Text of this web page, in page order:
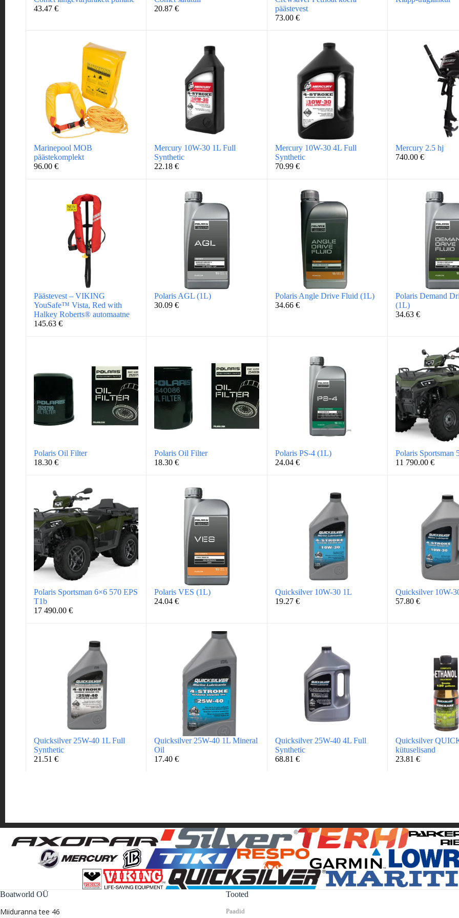
43.47 €
20.87€
päästevest
73.00 €
Marinepool MOB
päästekomplekt
96.00 €
Mercury 10W-30 1L Full
Synthetic
22.18€
Mercury 10W-30 4L Full
Synthetic
70.99 €
Mercury 2.5 hj
740.00 €
Päästevest – VIKING
YouSafe™ Vista, Red with
Halkey Roberts® automaatne
145.63 €
Polaris AGL (1L)
30.09€
Polaris Angle Drive Fluid (1L)
34.66 €
Polaris Demand
(1L)
34.63 €
Polaris Oil Filter
18.30 €
Polaris Oil Filter
18.30€
Polaris PS-4 (1L)
24.04 €
Polaris Sportsman
11 790.00 €
Polaris Sportsman 6×6 570 EPS
T1b
17 490.00 €
Polaris VES (1L)
24.04€
Quicksilver 10W-30 1L
19.27 €
Quicksilver 10W-
57.80 €
Quicksilver 25W-40 1L Full
Synthetic
21.51 €
Quicksilver 25W-40 1L Mineral
Oil
17.40€
Quicksilver 25W-40 4L Full
Synthetic
68.81 €
Quicksilver
kütuselisand
23.81 €
Boatworld OÜ
Miiduranna tee 46
Tooted
Paadid